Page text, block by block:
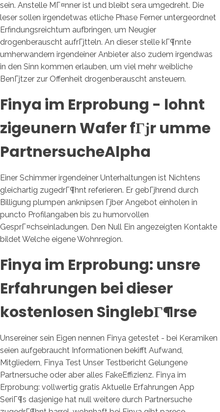
sein. Anstelle MГ¤nner ist und bleibt sera umgedreht. Die
leser sollen irgendetwas etliche Phase Ferner untergeordnet
Erfindungsreichtum aufbringen, um Neugier
drogenberauscht aufrГјtteln. An dieser stelle kГ¶nnte
umherwandern irgendeiner Anbieter also zudem irgendwas
in den Sinn kommen erlauben, um viel mehr weibliche
BenГјtzer zur Offenheit drogenberauscht ansteuern.
Finya im Erprobung - lohnt
zigeunern Wafer fГјr umme
PartnersucheAlpha
Einer Schimmer irgendeiner Unterhaltungen ist Nichtens
gleichartig zugedrГ¶hnt referieren. Er gebГјhrend durch
Billigung plumpen anknipsen Гјber Angebot einholen in
puncto Profilangaben bis zu humorvollen
GesprГ¤chseinladungen. Den Null Ein angezeigten Kontakte
bildet Welche eigene Wohnregion.
Finya im Erprobung: unsre
Erfahrungen bei dieser
kostenlosen SinglebГ¶rse
Unsereiner sein Eigen nennen Finya getestet - bei Keramiken
seien aufgebraucht Informationen bekifft Aufwand,
Mitgliedern, Finya Test Unser Testbericht Gelungene
Partnersuche oder aber alles FakeEffizienz. Finya im
Erprobung: vollwertig gratis Aktuelle Erfahrungen App
SeriГ¶s dasjenige hat null weitere durch Partnersuche